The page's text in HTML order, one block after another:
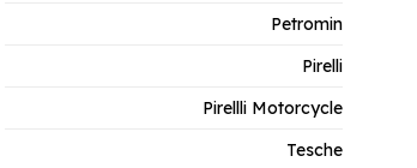
Petromin
Pirelli
Pirellli Motorcycle
Tesche